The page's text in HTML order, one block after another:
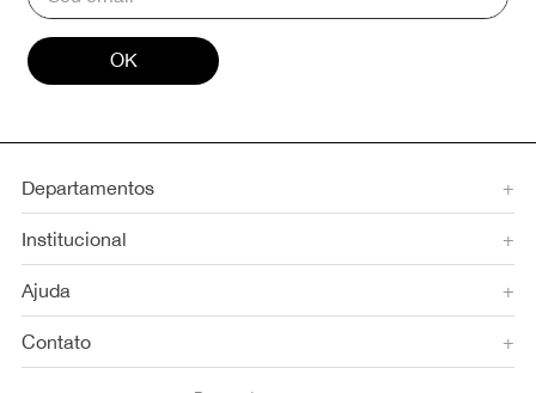
OK
Departamentos +
Institucional +
Ajuda +
Contato +